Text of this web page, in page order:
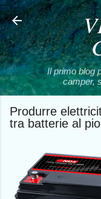
Il primo blog
camper,
Produrre
tra batterie al